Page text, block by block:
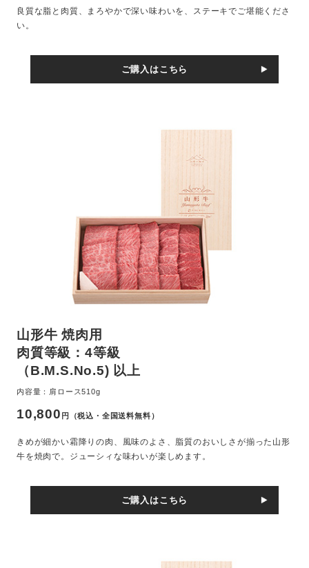
良質な脂と肉質、まろやかで深い味わいを、ステーキでご堪能くださ
い。
ご購入はこちら
山形牛 焼肉用
肉質等級：4等級
（B.M.S.No.5) 以上
内容量：肩ロース510g
10,800 円（税込・全国送料無料）
きめが細かい霜降りの肉、風味のよさ、脂質のおいしさが揃った山形
牛を焼肉で。ジューシィな味わいが楽しめます。
ご購入はこちら